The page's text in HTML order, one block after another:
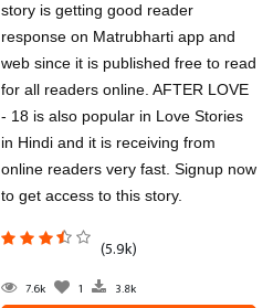
story is getting good reader
response on Matrubharti app and
web since it is published free to read
for all readers online. AFTER LOVE
- 18 is also popular in Love Stories
in Hindi and it is receiving from
online readers very fast. Signup now
to get access to this story.
(5.9k)
7.6k 1 3.8k